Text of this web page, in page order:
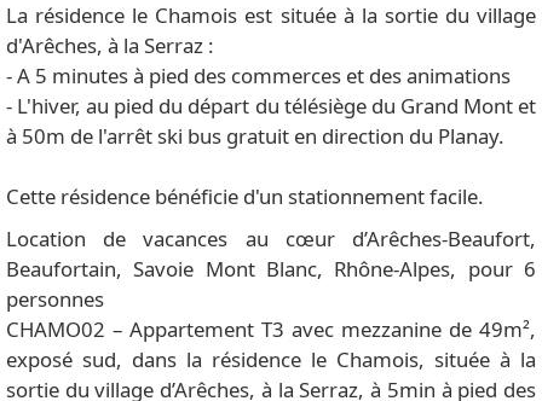
La résidence le Chamois est située à la sortie du village
d'Arêches, à la Serraz :
- A 5 minutes à pied des commerces et des animations
- L'hiver, au pied du départ du télésiège du Grand Mont et
à 50m de l'arrêt ski bus gratuit en direction du Planay.
Cette résidence bénéficie d'un stationnement facile.
Location de vacances au cœur d’Arêches-Beaufort,
Beaufortain, Savoie Mont Blanc, Rhône-Alpes, pour 6
personnes
CHAMO02 – Appartement T3 avec mezzanine de 49m²,
exposé sud, dans la résidence le Chamois, située à la
sortie du village d’Arêches, à la Serraz, à 5min à pied des